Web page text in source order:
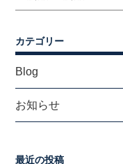
カテゴリー
Blog
お知らせ
最近の投稿